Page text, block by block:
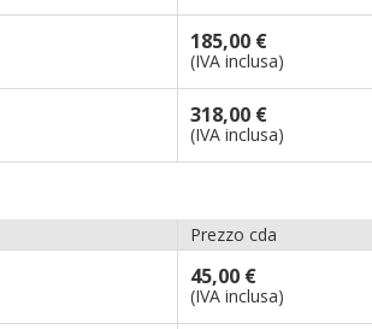
185,00 €
(IVA inclusa)
318,00 €
(IVA inclusa)
Prezzo cda
45,00 €
(IVA inclusa)